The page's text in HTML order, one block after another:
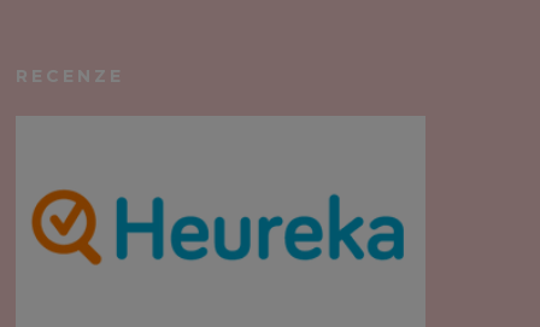
RECENZE